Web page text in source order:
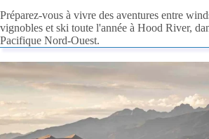
Préparez-vous à vivre des aventures entre
vignobles et ski toute l'année à Hood River,
Pacifique Nord-Ouest.